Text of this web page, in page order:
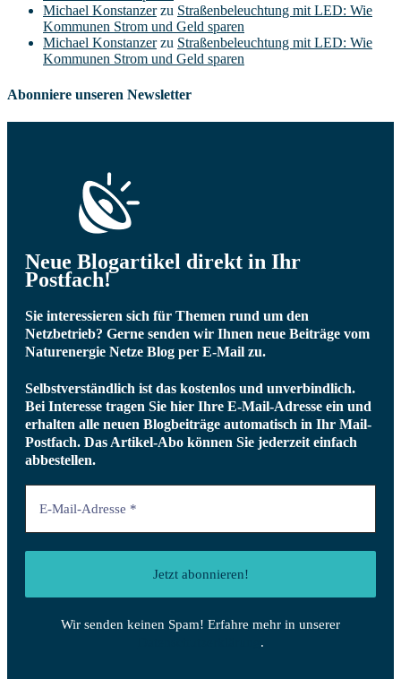
Michael Konstanzerzu Straßenbeleuchtung mit LED: Wie
Kommunen Strom und Geld sparen
Michael Konstanzerzu Straßenbeleuchtung mit LED: Wie
Kommunen Strom und Geld sparen
Abonniere unseren Newsletter
Neue Blogartikel direkt in Ihr
Postfach!
Sie interessieren sich für Themen rund um den
Netzbetrieb? Gerne senden wir Ihnen neue Beiträge vom
Naturenergie Netze Blog per E-Mail zu.
Selbstverständlich ist das kostenlos und unverbindlich.
Bei Interesse tragen Sie hier Ihre E-Mail-Adresse ein und
erhalten alle neuen Blogbeiträge automatisch in Ihr Mail-
Postfach. Das Artikel-Abo können Sie jederzeit einfach
abbestellen.
Wir senden keinen Spam! Erfahre mehr in unserer
.